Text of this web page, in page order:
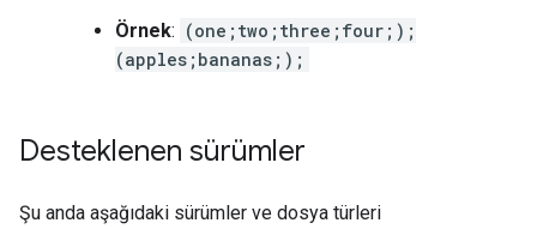
Örnek: (one;two;three;four;);
(apples;bananas;);
Desteklenen sürümler
Şu anda aşağıdaki sürümler ve dosya türleri